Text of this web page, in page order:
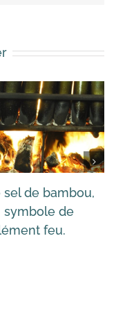
sel de bambou,
symbole de
feu.